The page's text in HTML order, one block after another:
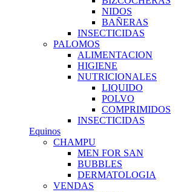
NIDOS
BAÑERAS
INSECTICIDAS
PALOMOS
ALIMENTACION
HIGIENE
NUTRICIONALES
LIQUIDO
POLVO
COMPRIMIDOS
INSECTICIDAS
Equinos
CHAMPU
MEN FOR SAN
BUBBLES
DERMATOLOGIA
VENDAS